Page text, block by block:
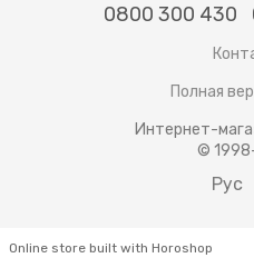
0800 300 430
Полная
Интернет-
©
Рус
Online store built with Horoshop